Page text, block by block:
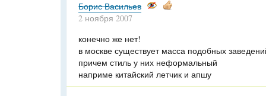
Борис Васильев
2 ноября 2007
конечно же нет!
в москве существует масса подобных
причем стиль у них неформальный
наприме китайский летчик и апшу